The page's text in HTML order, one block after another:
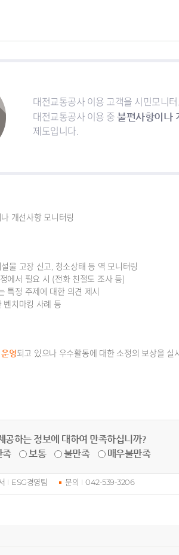
대전교통공사 이용 고객을 시민모니
대전교통공사 이용 중 불편사항이나
제도입니다.
개선사항 모니터링
물 고장 신고, 청소상태 등 역 모니터링
에서 필요 시 (전화 친절도 조사 등)
특정 주제에 대한 의견 제시
벤치마킹 사례 등
영되고 있으나 우수활동에 대한 소정의 보상을
공하는 정보에 대하여 만족하십니까?
족 보통 불만족 매우불만족
ESG경영팀 문의 042-539-3206